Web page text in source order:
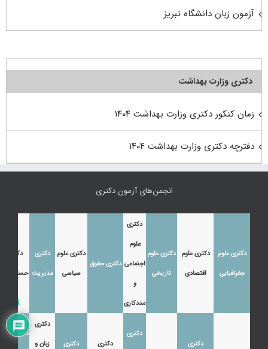
آزمون زبان دانشگاه تبریز
دکتری وزارت بهداشت
زمان کنکور دکتری وزارت بهداشت ۱۴۰۴
دفترچه دکتری وزارت بهداشت ۱۴۰۴
انجمن‌های آزمون دکتری
دکتری علوم
جغرافیایی
دکتری علوم
اقتصادی
دکتری علوم
تاریخی
دکتری
علوم
اجتماعی
و
مددکاری
دکتری حقوق
دکتری علوم
سیاسی
دکتری
مدیریت
دکتری
حسابداری
دکتری
دکتری
دکتری دکتری
دکتری
زبان و
دکتری زبان
1